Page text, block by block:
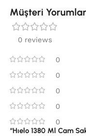
Müşteri
0 reviews
0
0
0
0
0
“Hıelo 1380 Ml Cam